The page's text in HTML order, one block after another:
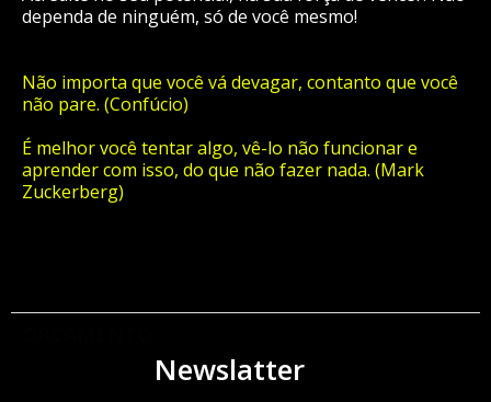
dependa de ninguém, só de você mesmo!
Não importa que você vá devagar, contanto que você
não pare. (Confúcio)
É melhor você tentar algo, vê-lo não funcionar e
aprender com isso, do que não fazer nada. (Mark
Zuckerberg)
Newslatter